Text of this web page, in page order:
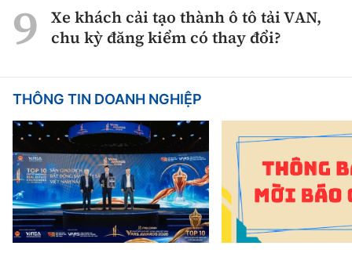
Xe khách cải tạo thành ô tô tải VAN,
chu kỳ đăng kiểm có thay đổi?
THÔNG TIN DOANH NGHIỆP